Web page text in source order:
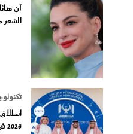
آن
2026 في أوزبكستان بم...